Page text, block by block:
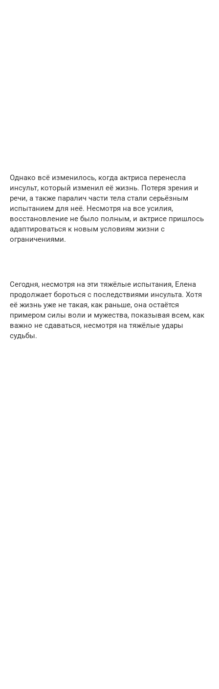
Однако всё изменилось, когда актриса перенесла
инсульт, который изменил её жизнь. Потеря зрения и
речи, а также паралич части тела стали серьёзным
испытанием для неё. Несмотря на все усилия,
восстановление не было полным, и актрисе пришлось
адаптироваться к новым условиям жизни с
ограничениями.
Сегодня, несмотря на эти тяжёлые испытания, Елена
продолжает бороться с последствиями инсульта. Хотя
её жизнь уже не такая, как раньше, она остаётся
примером силы воли и мужества, показывая всем, как
важно не сдаваться, несмотря на тяжёлые удары
судьбы.